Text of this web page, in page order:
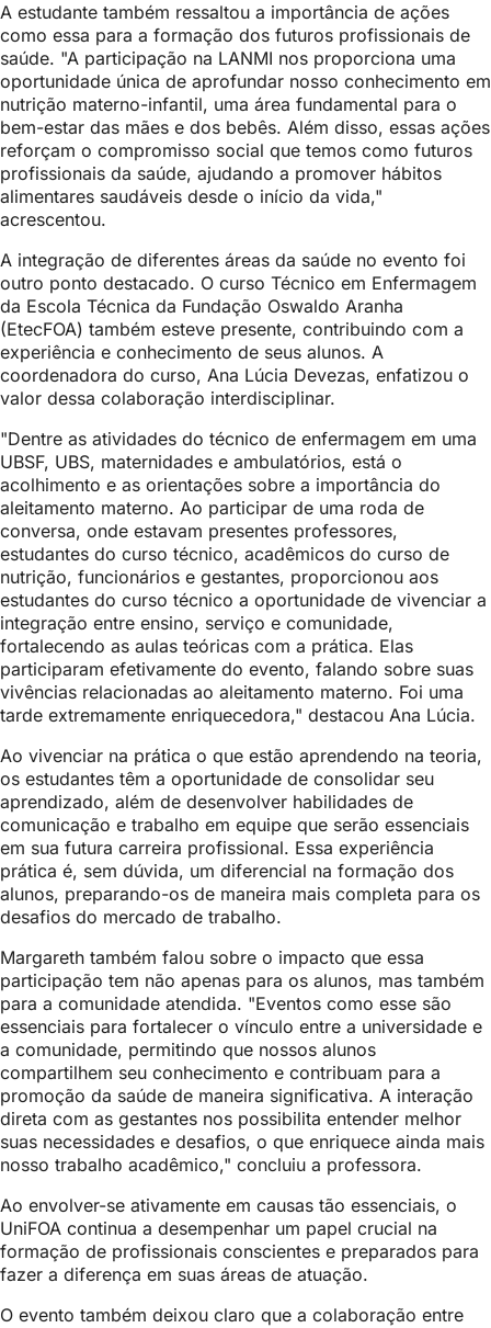
A estudante também ressaltou a importância de ações
como essa para a formação dos futuros profissionais de
saúde. "A participação na LANMI nos proporciona uma
oportunidade única de aprofundar nosso conhecimento em
nutrição materno-infantil, uma área fundamental para o
bem-estar das mães e dos bebês. Além disso, essas ações
reforçam o compromisso social que temos como futuros
profissionais da saúde, ajudando a promover hábitos
alimentares saudáveis desde o início da vida,"
acrescentou.
A integração de diferentes áreas da saúde no evento foi
outro ponto destacado. O curso Técnico em Enfermagem
da Escola Técnica da Fundação Oswaldo Aranha
(EtecFOA) também esteve presente, contribuindo com a
experiência e conhecimento de seus alunos. A
coordenadora do curso, Ana Lúcia Devezas, enfatizou o
valor dessa colaboração interdisciplinar.
"Dentre as atividades do técnico de enfermagem em uma
UBSF, UBS, maternidades e ambulatórios, está o
acolhimento e as orientações sobre a importância do
aleitamento materno. Ao participar de uma roda de
conversa, onde estavam presentes professores,
estudantes do curso técnico, acadêmicos do curso de
nutrição, funcionários e gestantes, proporcionou aos
estudantes do curso técnico a oportunidade de vivenciar a
integração entre ensino, serviço e comunidade,
fortalecendo as aulas teóricas com a prática. Elas
participaram efetivamente do evento, falando sobre suas
vivências relacionadas ao aleitamento materno. Foi uma
tarde extremamente enriquecedora," destacou Ana Lúcia.
Ao vivenciar na prática o que estão aprendendo na teoria,
os estudantes têm a oportunidade de consolidar seu
aprendizado, além de desenvolver habilidades de
comunicação e trabalho em equipe que serão essenciais
em sua futura carreira profissional. Essa experiência
prática é, sem dúvida, um diferencial na formação dos
alunos, preparando-os de maneira mais completa para os
desafios do mercado de trabalho.
Margareth também falou sobre o impacto que essa
participação tem não apenas para os alunos, mas também
para a comunidade atendida. "Eventos como esse são
essenciais para fortalecer o vínculo entre a universidade e
a comunidade, permitindo que nossos alunos
compartilhem seu conhecimento e contribuam para a
promoção da saúde de maneira significativa. A interação
direta com as gestantes nos possibilita entender melhor
suas necessidades e desafios, o que enriquece ainda mais
nosso trabalho acadêmico," concluiu a professora.
Ao envolver-se ativamente em causas tão essenciais, o
UniFOA continua a desempenhar um papel crucial na
formação de profissionais conscientes e preparados para
fazer a diferença em suas áreas de atuação.
O evento também deixou claro que a colaboração entre